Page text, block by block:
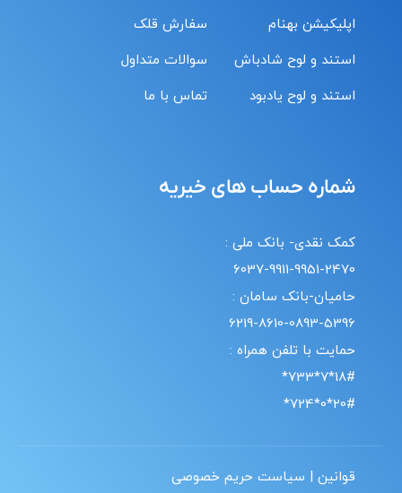
اپلیکیشن بهنام
استند و لوح شادباش
استند و لوح یادبود
سفارش قلک
سوالات متداول
تماس با ما
شماره حساب های خیریه
کمک نقدی- بانک ملی :
6037-9911-9951-2470
حامیان-بانک سامان :
6219-8610-0893-5396
حمایت با تلفن همراه :
18#*7*733*
20#*0*724*
قوانین | سیاست حریم خصوصی